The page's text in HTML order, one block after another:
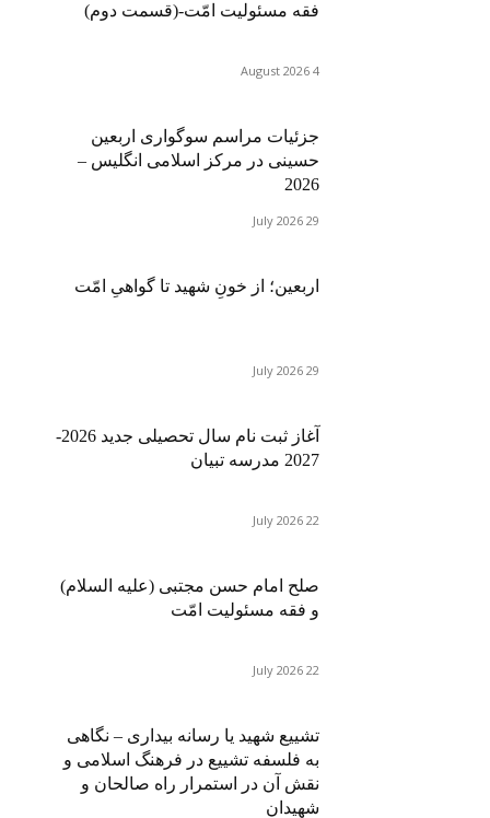
فقه مسئولیت امّت-(قسمت دوم)
4 August 2026
جزئیات مراسم سوگواری اربعین
حسینی در مرکز اسلامی انگلیس –
2026
29 July 2026
اربعین؛ از خونِ شهید تا گواهیِ امّت
29 July 2026
آغاز ثبت نام سال تحصیلی جدید 2026-
2027 مدرسه تبیان
22 July 2026
صلح امام حسن مجتبی (علیه السلام)
و فقه مسئولیت امّت
22 July 2026
تشییع شهید یا رسانه بیداری – نگاهی
به فلسفه تشییع در فرهنگ اسلامی و
نقش آن در استمرار راه صالحان و
شهیدان